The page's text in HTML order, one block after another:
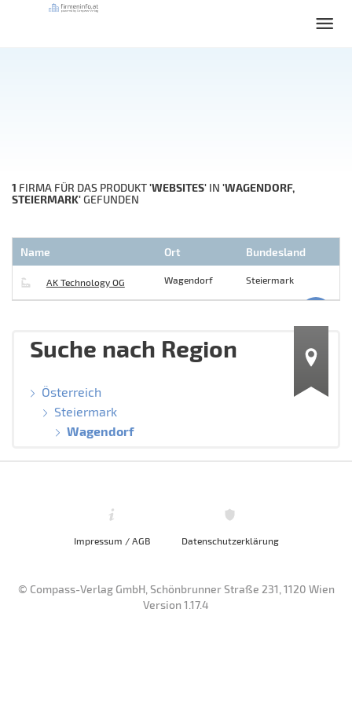
1 FIRMA FÜR DAS PRODUKT'WEBSITES' IN 'WAGENDORF,
STEIERMARK'GEFUNDEN
Name Ort Bundesland
AK Technology OG Wagendorf Steiermark
Suche nach Region
Österreich
Steiermark
Wagendorf
Impressum / AGB Datenschutzerklärung
© Compass-Verlag GmbH, Schönbrunner Straße 231, 1120 Wien
Version 1.17.4